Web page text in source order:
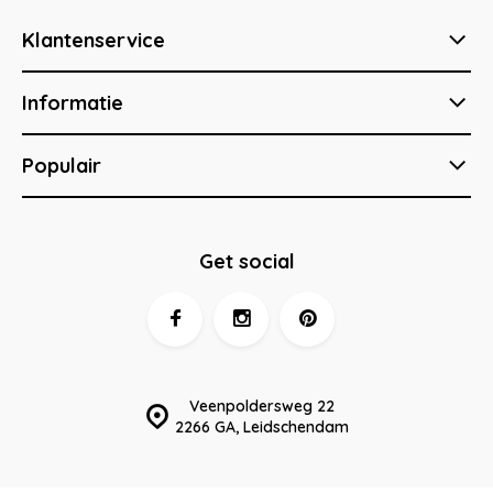
Klantenservice
Informatie
Populair
Veenpoldersweg 22
2266 GA, Leidschendam
Get social